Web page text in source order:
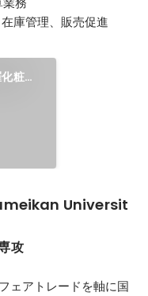
庫管理、販売促進
粧」
Universit
攻
ェアトレードを軸に国